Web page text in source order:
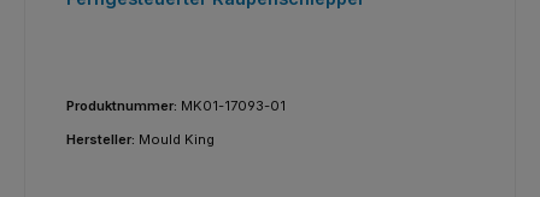
Produktnummer: MK01-17093-01
Hersteller: Mould King